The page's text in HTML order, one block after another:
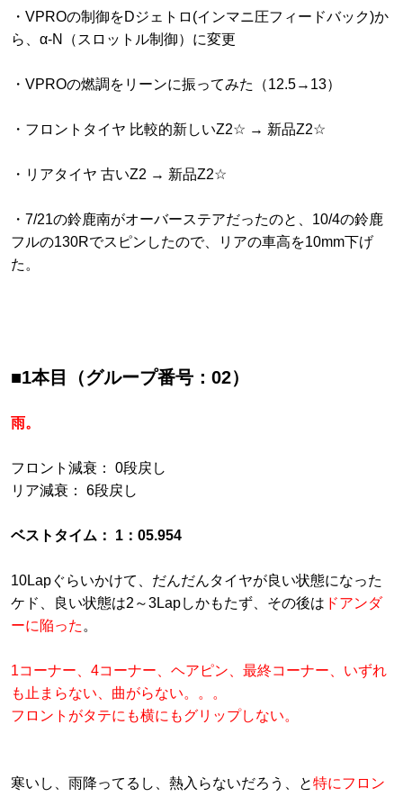
・VPROの制御をDジェトロ(インマニ圧フィードバック)か
ら、α-N（スロットル制御）に変更
・VPROの燃調をリーンに振ってみた（12.5→13）
・フロントタイヤ 比較的新しいZ2☆ → 新品Z2☆
・リアタイヤ 古いZ2 → 新品Z2☆
・7/21の鈴鹿南がオーバーステアだったのと、10/4の鈴鹿
フルの130Rでスピンしたので、リアの車高を10mm下げ
た。
■1本目（グループ番号：02）
雨。
フロント減衰： 0段戻し
リア減衰： 6段戻し
ベストタイム： 1：05.954
10Lapぐらいかけて、だんだんタイヤが良い状態になった
ケド、良い状態は2～3Lapしかもたず、その後は ドアンダ
ーに陥った 。
1コーナー、4コーナー、ヘアピン、最終コーナー、いずれ
も止まらない、曲がらない。。。
フロントがタテにも横にもグリップしない。
寒いし、雨降ってるし、熱入らないだろう、と特にフロン